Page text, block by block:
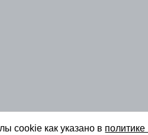
cookie как указано в